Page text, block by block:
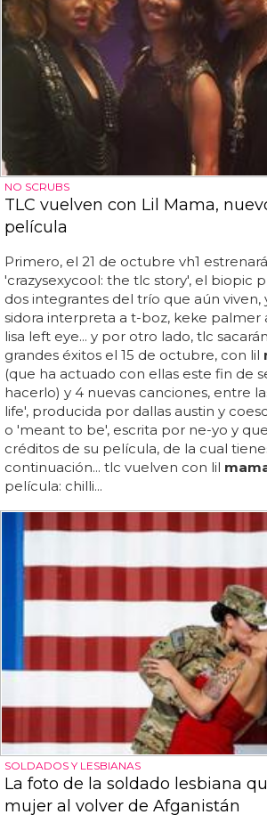
NO SCRUBS
TLC vuelven con Lil Mama,
película
Primero, el 21 de octubre vh1
'crazysexycool: the tlc story', el biopic
dos integrantes del trío que aún
sidora interpreta a t-boz, keke palmer
lisa left eye... y por otro lado, tlc
grandes éxitos el 15 de octubre, con lil
(que ha actuado con ellas este fin de
hacerlo) y 4 nuevas canciones, entre
life', producida por dallas austin y
o 'meant to be', escrita por ne-yo y
créditos de su película, de la cual
continuación... tlc vuelven con lil
película: chilli...
SOLDADOS Y LESBIANAS
La foto de la soldado lesbiana
mujer al volver de Afganistán